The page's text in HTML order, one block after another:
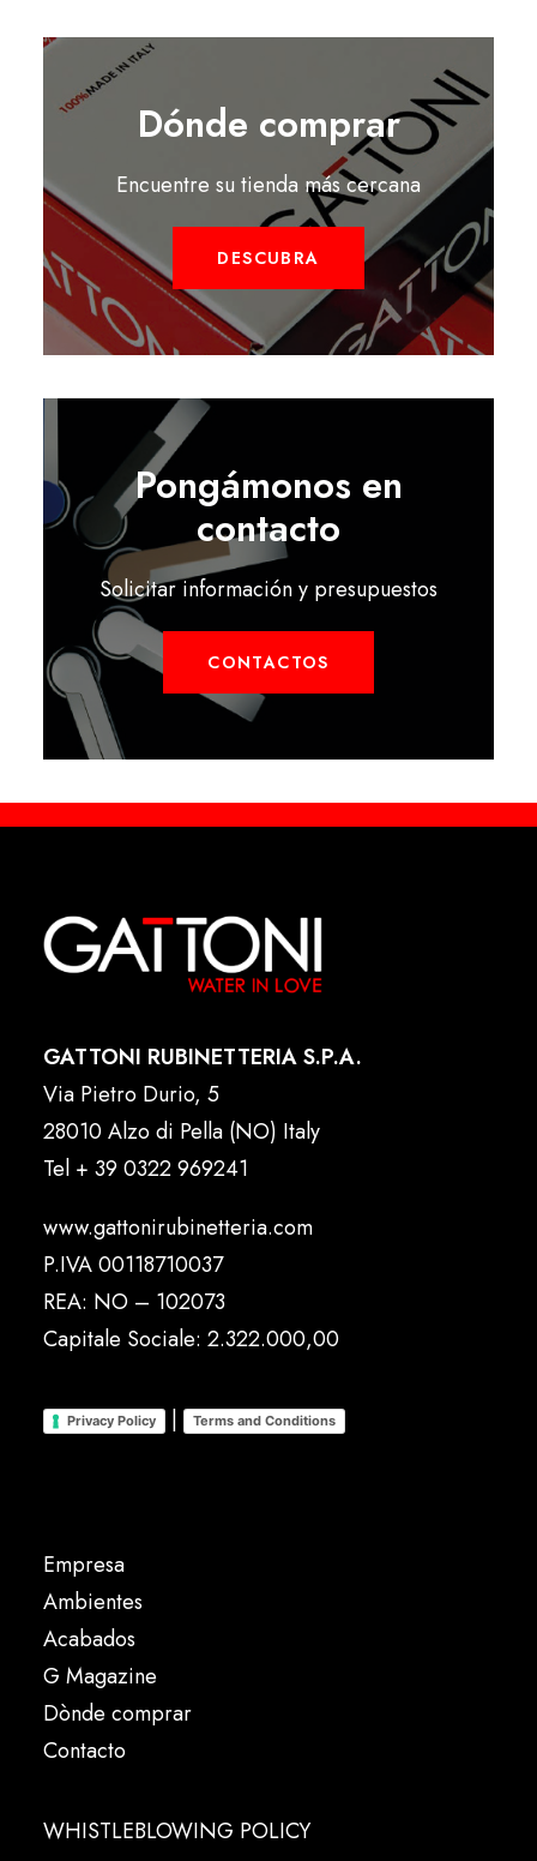
Dónde comprar
Encuentre su tienda más cercana
DESCUBRA
Pongámonos en
contacto
Solicitar información y presupuestos
CONTACTOS
GATTONI RUBINETTERIA S.P.A.
Via Pietro Durio, 5
28010 Alzo di Pella (NO) Italy
Tel + 39 0322 969241
www.gattonirubinetteria.com
P.IVA 00118710037
REA: NO – 102073
Capitale Sociale: 2.322.000,00
Privacy Policy | Terms and Conditions
Empresa
Ambientes
Acabados
G Magazine
Dònde comprar
Contacto
WHISTLEBLOWING POLICY